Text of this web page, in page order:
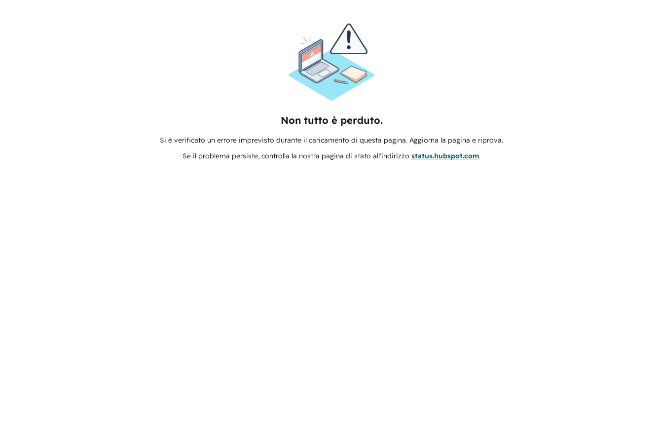
Non tutto è perduto.
Si è verificato un errore imprevisto durante il caricamento di questa pagina. Aggiorna la pagina e riprova.
Se il problema persiste, controlla la nostra pagina di stato all'indirizzo status.hubspot.com.